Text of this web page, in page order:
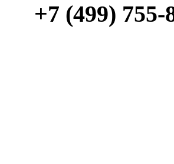
+7 (499) 755-